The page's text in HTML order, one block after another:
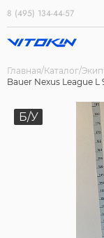
8 (495) 134-44-57
Главная Каталог
Bauer Nexus League
Б/У